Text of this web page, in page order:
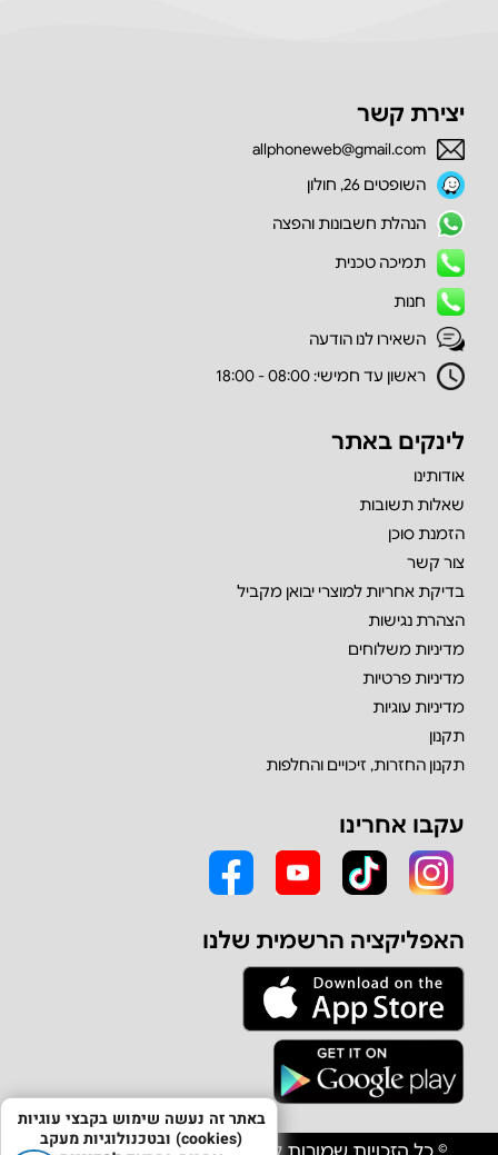
יצירת קשר
allphoneweb@gmail.com
השופטים 26, חולון
הנהלת חשבונות והפצה
תמיכה טכנית
חנות
השאירו לנו הודעה
ראשון עד חמישי: 08:00 - 18:00
לינקים באתר
אודותינו
שאלות תשובות
הזמנת סוכן
צור קשר
בדיקת אחריות למוצרי יבואן מקביל
הצהרת נגישות
מדיניות משלוחים
מדיניות פרטיות
מדיניות עוגיות
תקנון
תקנון החזרות, זיכויים והחלפות
עקבו אחרינו
האפליקציה הרשמית שלנו
באתר זה נעשה שימוש בקבצי עוגיות
(cookies) ובטכנולוגיות מעקב